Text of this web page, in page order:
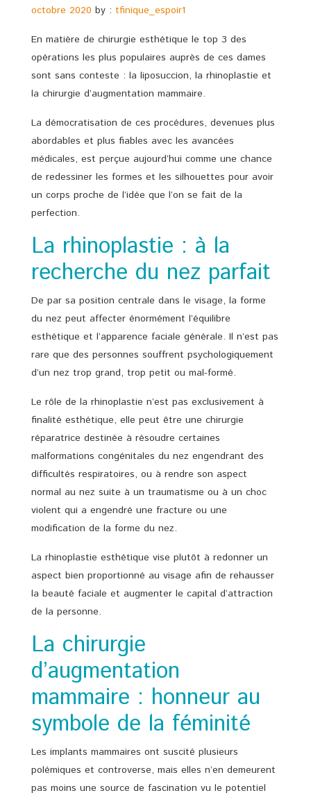
octobre 2020 by : tfinique_espoir1
En matière de chirurgie esthétique le top 3 des
opérations les plus populaires auprès de ces dames
sont sans conteste : la liposuccion, la rhinoplastie et
la chirurgie d’augmentation mammaire.
La démocratisation de ces procédures, devenues plus
abordables et plus fiables avec les avancées
médicales, est perçue aujourd’hui comme une chance
de redessiner les formes et les silhouettes pour avoir
un corps proche de l’idée que l’on se fait de la
perfection.
La rhinoplastie : à la
recherche du nez parfait
De par sa position centrale dans le visage, la forme
du nez peut affecter énormément l’équilibre
esthétique et l’apparence faciale générale. Il n’est pas
rare que des personnes souffrent psychologiquement
d’un nez trop grand, trop petit ou mal-formé.
Le rôle de la rhinoplastie n’est pas exclusivement à
finalité esthétique, elle peut être une chirurgie
réparatrice destinée à résoudre certaines
malformations congénitales du nez engendrant des
difficultés respiratoires, ou à rendre son aspect
normal au nez suite à un traumatisme ou à un choc
violent qui a engendré une fracture ou une
modification de la forme du nez.
La rhinoplastie esthétique vise plutôt à redonner un
aspect bien proportionné au visage afin de rehausser
la beauté faciale et augmenter le capital d’attraction
de la personne.
La chirurgie
d’augmentation
mammaire : honneur au
symbole de la féminité
Les implants mammaires ont suscité plusieurs
polémiques et controverse, mais elles n’en demeurent
pas moins une source de fascination vu le potentiel